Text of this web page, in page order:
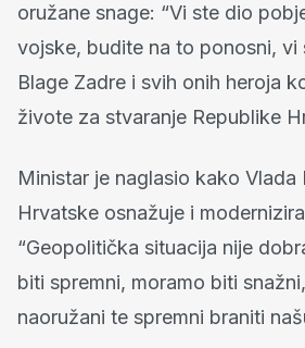
oružane snage: “Vi ste dio
vojske, budite na to ponosni, vi
Blage Zadre i svih onih heroja
živote za stvaranje Republike
Ministar je naglasio kako Vlada
Hrvatske osnažuje i
“Geopolitička situacija nije
biti spremni, moramo biti
naoružani te spremni braniti